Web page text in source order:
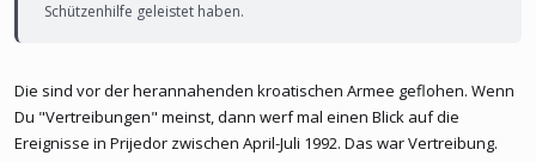
Schützenhilfe geleistet haben.
Die sind vor der herannahenden kroatischen Armee geflohen. Wenn
Du "Vertreibungen" meinst, dann werf mal einen Blick auf die
Ereignisse in Prijedor zwischen April-Juli 1992. Das war Vertreibung.